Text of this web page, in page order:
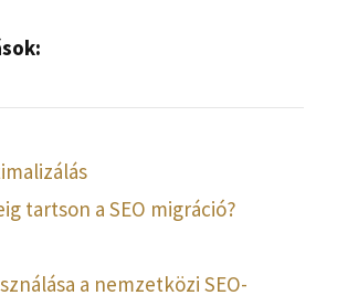
tartson a SEO migráció?
a nemzetközi SEO-